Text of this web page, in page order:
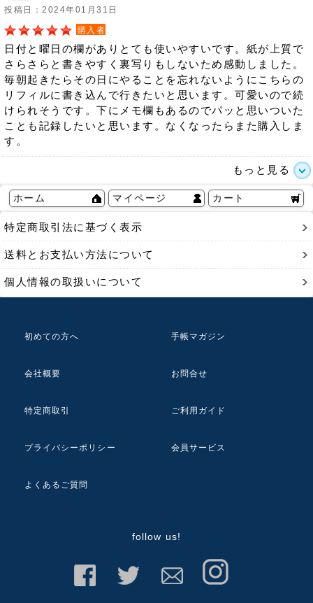
投稿日：2024年01月31日
購入者
日付と曜日の欄がありとても使いやすいです。紙が上質で
さらさらと書きやすく裏写りもしないため感動しました。
毎朝起きたらその日にやることを忘れないようにこちらの
リフィルに書き込んで行きたいと思います。可愛いので続
けられそうです。下にメモ欄もあるのでパッと思いついた
ことも記録したいと思います。なくなったらまた購入しま
す。
もっと見る
ホーム マイページ カート
特定商取引法に基づく表示
送料とお支払い方法について
個人情報の取扱いについて
初めての方へ 手帳マガジン
会社概要 お問合せ
特定商取引 ご利用ガイド
プライバシーポリシー 会員サービス
よくあるご質問
follow us!